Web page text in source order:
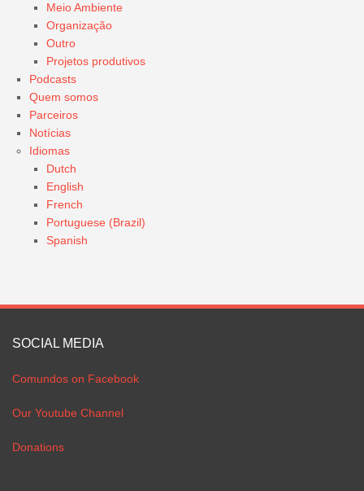
Meio Ambiente
Organização
Outro
Projetos produtivos
Podcasts
Quem somos
Parceiros
Notícias
Idiomas
Dutch
English
French
Portuguese (Brazil)
Spanish
SOCIAL MEDIA
Comundos on Facebook
Our Youtube Channel
Donations